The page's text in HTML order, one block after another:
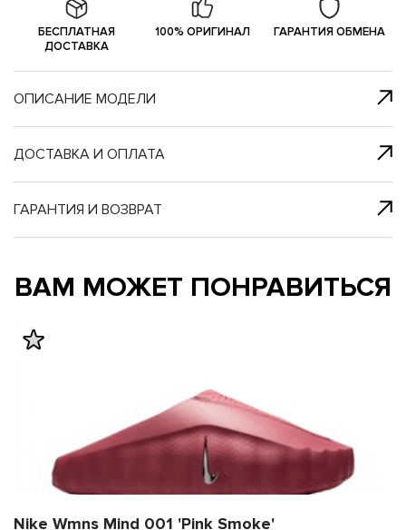
клик
и в
наш
БЕСПЛАТНАЯ
ДОСТАВКА
100% ОРИГИНАЛ ГАРАНТИЯ ОБМЕНА
ОПИСАНИЕ МОДЕЛИ
ДОСТАВКА И ОПЛАТА
ГАРАНТИЯ И ВОЗВРАТ
ВАМ МОЖЕТ ПОНРАВИТЬСЯ
Nike Wmns Mind 001 'Pink Smoke'
с нами
и в
наш